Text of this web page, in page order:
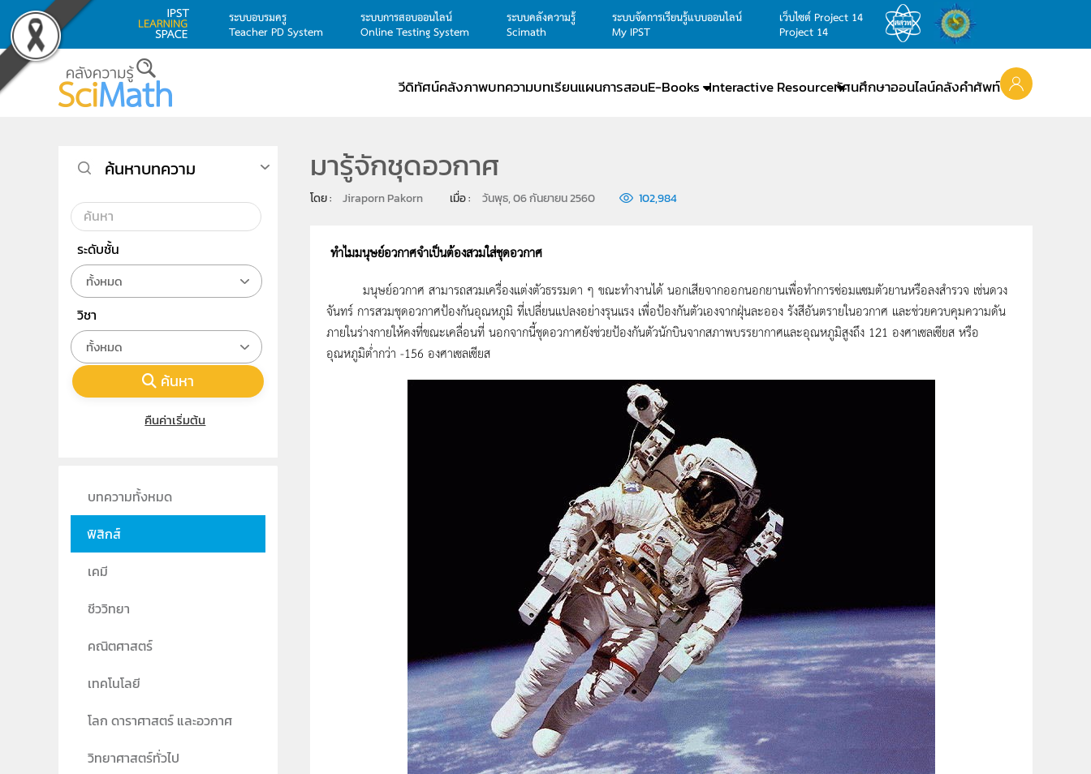
Skip to main content
ระบบอบรมครู
Teacher PD System
ระบบการสอบออนไลน์
Online Testing System
ระบบคลังความรู้
Scimath
ระบบจัดการเรียนรู้แบบออนไลน์
My IPST
เว็บไซต์ Project 14
Project 14
วีดิทัศน์คลังภาพบทความบทเรียนแผนการสอนE-Books Interactive Resourceทัศนศึกษาออนไลน์คลังคำศัพท์
มารู้จักชุดอวกาศ
โดย : Jiraporn Pakorn เมื่อ : วันพุธ, 06 กันยายน 2560 102,984
ทำไมมนุษย์อวกาศจำเป็นต้องสวมใส่ชุดอวกาศ
มนุษย์อวกาศ สามารถสวมเครื่องแต่งตัวธรรมดา ๆ ขณะทำงานได้ นอกเสียจากออกนอกยานเพื่อทำการซ่อมแซมตัวยานหรือลงสำรวจ เช่นดวง
จันทร์ การสวมชุดอวกาศป้องกันอุณหภูมิ ที่เปลี่ยนแปลงอย่างรุนแรง เพื่อป้องกันตัวเองจากฝุ่นละออง รังสีอันตรายในอวกาศ และช่วยควบคุมความดัน
ภายในร่างกายให้คงที่ขณะเคลื่อนที่ นอกจากนี้ชุดอวกาศยังช่วยป้องกันตัวนักบินจากสภาพบรรยากาศและอุณหภูมิสูงถึง 121 องศาเซลเซียส หรือ
อุณหภูมิต่ำกว่า -156 องศาเซลเซียส
ค้นหาบทความ
ระดับชั้น
ทั้งหมด
วิชา
ทั้งหมด
ค้นหา
คืนค่าเริ่มต้น
บทความทั้งหมด
ฟิสิกส์
เคมี
ชีววิทยา
คณิตศาสตร์
เทคโนโลยี
โลก ดาราศาสตร์ และอวกาศ
วิทยาศาสตร์ทั่วไป